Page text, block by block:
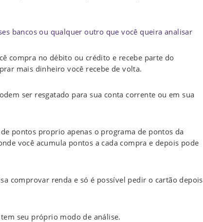
bancos ou qualquer outro que você queira analisar
compra no débito ou crédito e recebe parte do
mais dinheiro você recebe de volta.
ser resgatado para sua conta corrente ou em sua
pontos proprio apenas o programa de pontos da
você acumula pontos a cada compra e depois pode
comprovar renda e só é possível pedir o cartão depois
seu próprio modo de análise.